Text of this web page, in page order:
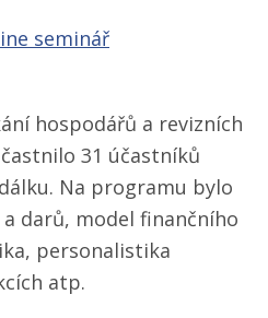
seminář
hospodářů a revizních
31 účastníků
Na programu bylo
darů, model finančního
personalistika
atp.